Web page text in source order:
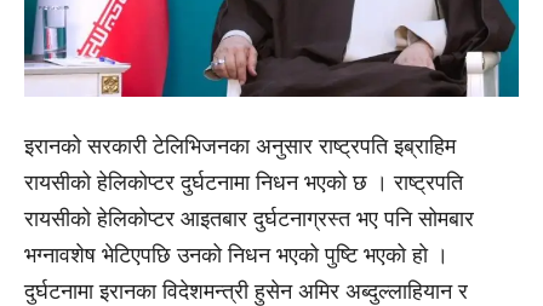
इरानको सरकारी टेलिभिजनका अनुसार राष्ट्रपति इब्राहिम
रायसीको हेलिकोप्टर दुर्घटनामा निधन भएको छ । राष्ट्रपति
रायसीको हेलिकोप्टर आइतबार दुर्घटनाग्रस्त भए पनि सोमबार
भग्नावशेष भेटिएपछि उनको निधन भएको पुष्टि भएको हाे ।
दुर्घटनामा इरानका विदेशमन्त्री हुसेन अमिर अब्दुल्लाहियान र